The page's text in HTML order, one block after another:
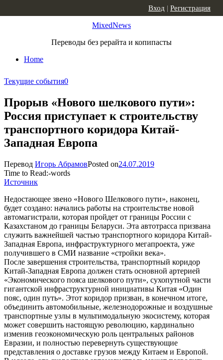
MixedNews
Переводы без рерайта и копипасты
Home
Вход | Регистрация
Текущие события0
Прорыв «Нового шелкового пути»:
Россия приступает к строительству
транспортного коридора Китай-
Западная Европа
Перевод Игорь АбрамовPosted on24.07.2019
Time to Read:-words
Источник
Недостающее звено «Нового Шелкового пути», наконец,
будет создано: начались работы на строительстве новой
автомагистрали, которая пройдет от границы России с
Казахстаном до границы Беларуси. Эта автотрасса призвана
служить важнейшей частью транспортного коридора Китай-
Западная Европа, инфраструктурного мегапроекта, уже
получившего в СМИ название «стройки века».
После завершения строительства, транспортный коридор
Китай-Западная Европа должен стать основной артерией
«Экономического пояса шелкового пути», сухопутной части
гигантской инфраструктурной инициативы Китая «Один
пояс, один путь». Этот коридор призван, в конечном итоге,
объединить автомобильные, железнодорожные и воздушные
транспортные узлы в мультимодальную экосистему, которая
может совершить настоящую революцию, кардинально
изменив геоэкономическую роль центральных районов
Евразии, и полностью перевернуть существующие
представления о доставке грузов между Китаем и Европой.